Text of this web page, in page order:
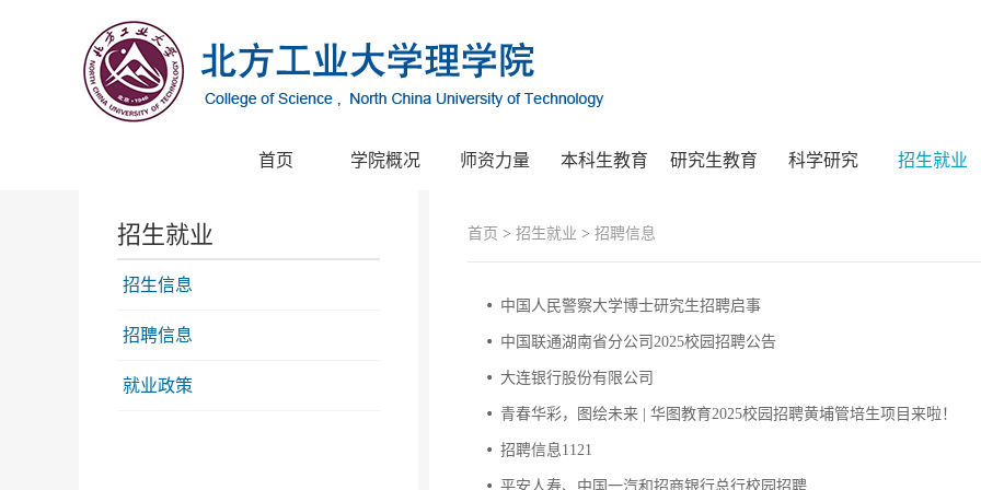
首页 学院概况 师资力量 本科生教育 研究生教育 科学研究 招生就业
招生就业
招生信息
招聘信息
就业政策
首页 > 招生就业 > 招聘信息
中国人民警察大学博士研究生招聘启事
中国联通湖南省分公司2025校园招聘公告
大连银行股份有限公司
青春华彩，图绘未来 | 华图教育2025校园招聘黄埔管培生项目来啦！
招聘信息1121
平安人寿、中国一汽和招商银行总行校园招聘